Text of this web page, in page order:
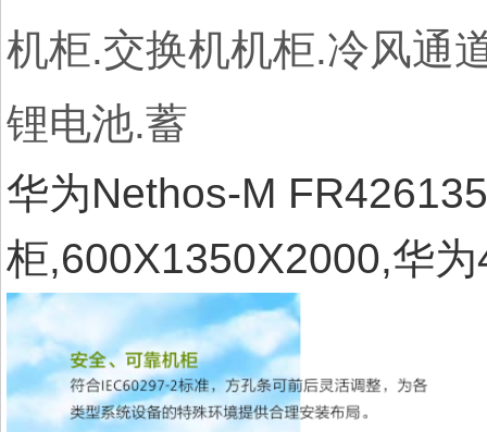
机柜.交换机机柜.冷风通
锂电池.蓄
华为Nethos-M
柜,600X1350X2000,华